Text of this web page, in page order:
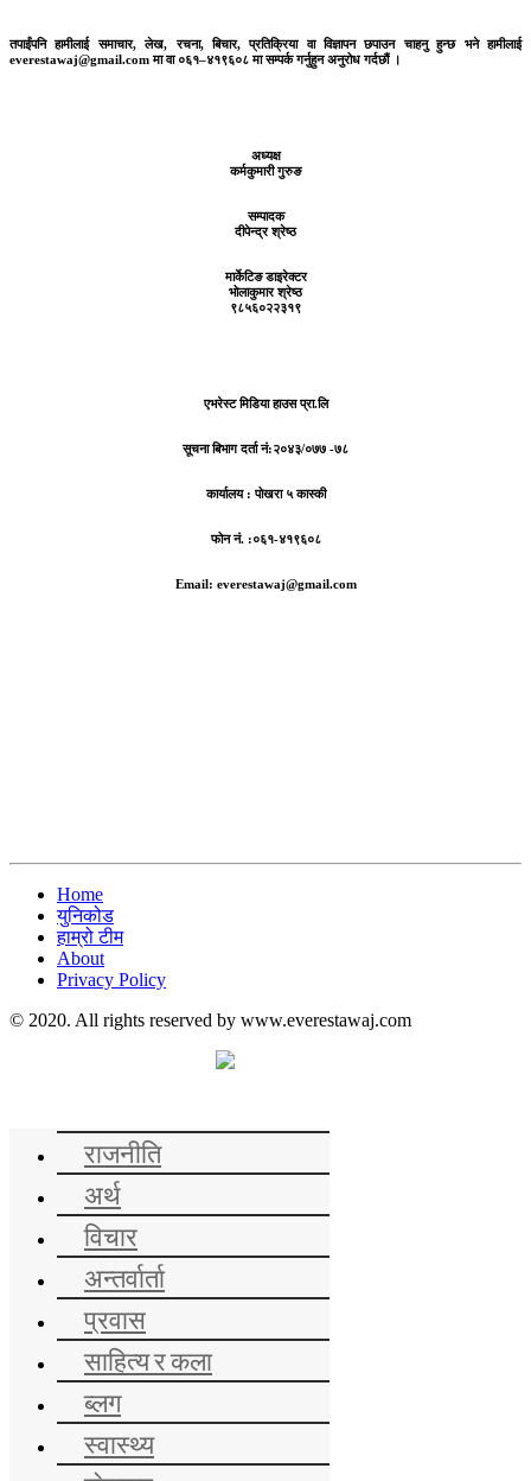
तपाईंपनि हामीलाई समाचार, लेख, रचना, बिचार, प्रतिक्रिया वा विज्ञापन छपाउन चाहनु हुन्छ भने हामीलाई
everestawaj@gmail.com मा वा ०६१–४१९६०८ मा सम्पर्क गर्नुहुन अनुरोध गर्दछौं ।
अध्यक्ष
कर्मकुमारी गुरुङ
सम्पादक
दीपेन्द्र श्रेष्ठ
मार्केटिङ डाइरेक्टर
भोलाकुमार श्रेष्ठ
९८५६०२२३१९
एभरेस्ट मिडिया हाउस प्रा.लि
सूचना बिभाग दर्ता नं:२०४३/०७७ -७८
कार्यालय :पोखरा ५ कास्की
फोन नं. :०६१-४१९६०८
Email: everestawaj@gmail.com
Home
युनिकोड
हाम्रो टीम
About
Privacy Policy
© 2020. All rights reserved by www.everestawaj.com
राजनीति
अर्थ
विचार
अन्तर्वार्ता
प्रवास
साहित्य र कला
ब्लग
स्वास्थ्य